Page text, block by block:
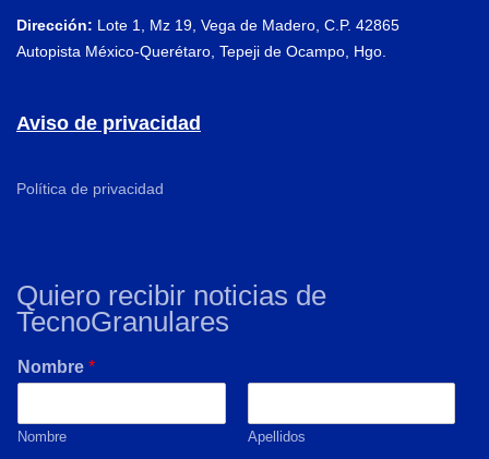
Dirección: Lote 1, Mz 19, Vega de Madero, C.P. 42865
Autopista México-Querétaro, Tepeji de Ocampo, Hgo.
Aviso de privacidad
Política de privacidad
Quiero recibir noticias de
TecnoGranulares
Nombre *
Nombre Apellidos